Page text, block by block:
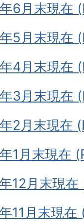
6月末現在
5月末現在
4月末現在
3月末現在
2月末現在
1月末現在
12月末現
11月末現